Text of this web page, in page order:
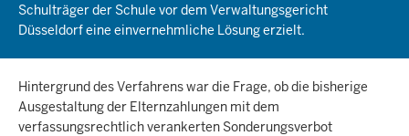
Schulträger der Schule vor dem Verwaltungsgericht
Düsseldorf eine einvernehmliche Lösung erzielt.
Hintergrund des Verfahrens war die Frage, ob die bisherige
Ausgestaltung der Elternzahlungen mit dem
verfassungsrechtlich verankerten Sonderungsverbot